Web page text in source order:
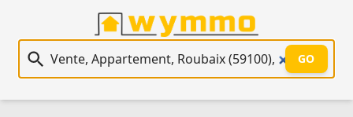
Recherche immobilière
GO